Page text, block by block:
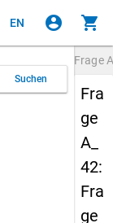
EN account_circle shopping_cart
Suchen
Frage
Fra
ge
A_
42:
Fra
ge